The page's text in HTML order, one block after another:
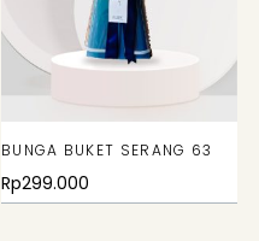
BUNGA BUKET SERANG 63
Rp299.000